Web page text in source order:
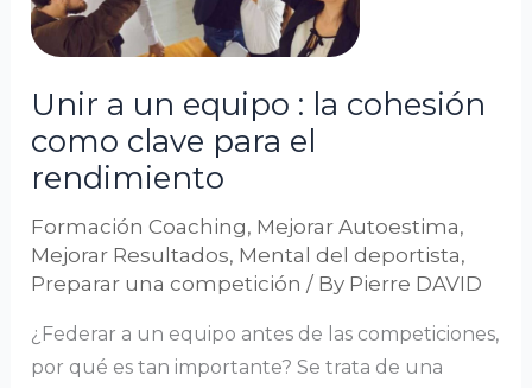
Unir a un equipo : la cohesión
como clave para el
rendimiento
Formación Coaching, Mejorar Autoestima,
Mejorar Resultados, Mental del deportista,
Preparar una competición / By Pierre DAVID
¿Federar a un equipo antes de las competiciones,
por qué es tan importante? Se trata de una
:
la
como
clave
para
rendimiento